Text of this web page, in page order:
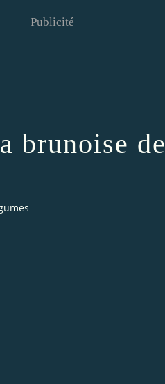
Publicité
brunoise de